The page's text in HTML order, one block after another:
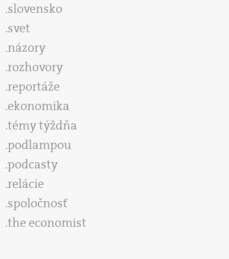
slovensko
svet
názory
rozhovory
reportáže
ekonomika
témy týždňa
podlampou
podcasty
relácie
spoločnosť
the economist